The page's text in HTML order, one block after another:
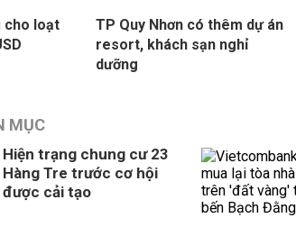
cho loạt
TP Quy Nhơn có thêm dự án
resort, khách sạn nghỉ
dưỡng
MỤC
Hiện trạng chung cư 23
Hàng Tre trước cơ hội
được cải tạo